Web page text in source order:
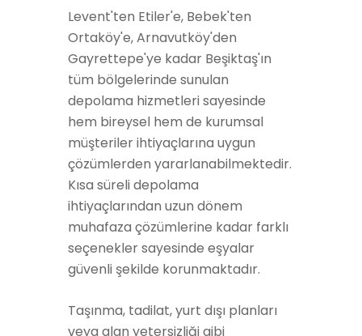
Levent'ten Etiler'e, Bebek'ten
Ortaköy'e, Arnavutköy'den
Gayrettepe'ye kadar Beşiktaş'ın
tüm bölgelerinde sunulan
depolama hizmetleri sayesinde
hem bireysel hem de kurumsal
müşteriler ihtiyaçlarına uygun
çözümlerden yararlanabilmektedir.
Kısa süreli depolama
ihtiyaçlarından uzun dönem
muhafaza çözümlerine kadar farklı
seçenekler sayesinde eşyalar
güvenli şekilde korunmaktadır.
Taşınma, tadilat, yurt dışı planları
veya alan yetersizliği gibi